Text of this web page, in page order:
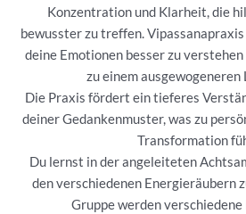
Konzentration und Klarheit, die
bewusster zu treffen.
deine Emotionen besser zu
zu einem ausgewogeneren
Die Praxis fördert ein tieferes
deiner Gedankenmuster, was zu
Transformation
Du lernst in der angeleiteten
den verschiedenen Energieräubern
Gruppe werden